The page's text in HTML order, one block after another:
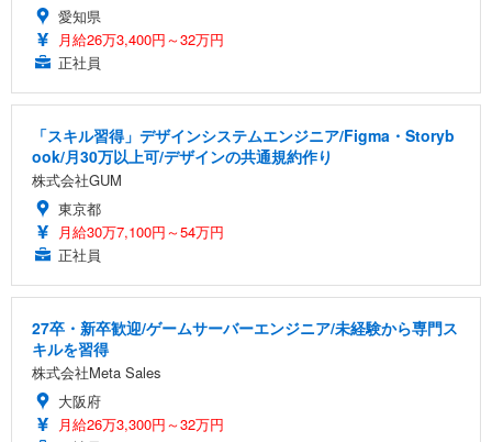
愛知県
月給26万3,400円～32万円
正社員
「スキル習得」デザインシステムエンジニア/Figma・Storyb
ook/月30万以上可/デザインの共通規約作り
株式会社GUM
東京都
月給30万7,100円～54万円
正社員
27卒・新卒歓迎/ゲームサーバーエンジニア/未経験から専門ス
キルを習得
株式会社Meta Sales
大阪府
月給26万3,300円～32万円